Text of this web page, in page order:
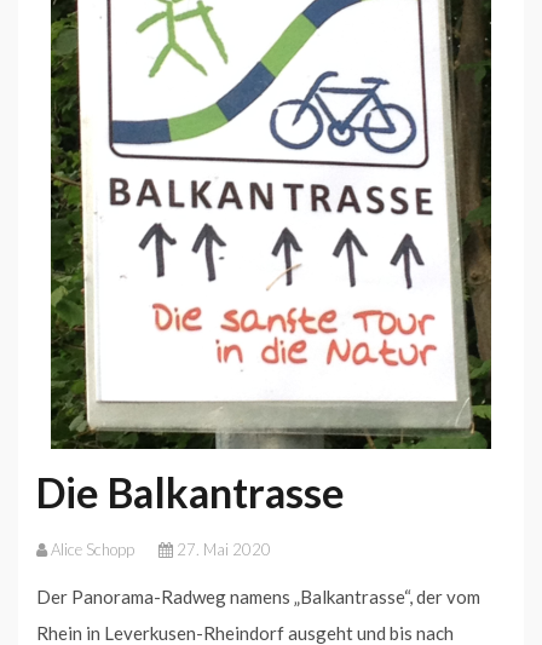
Die Balkantrasse
Alice Schopp 27. Mai 2020
Der Panorama-Radweg namens „Balkantrasse“, der vom
Rhein in Leverkusen-Rheindorf ausgeht und bis nach